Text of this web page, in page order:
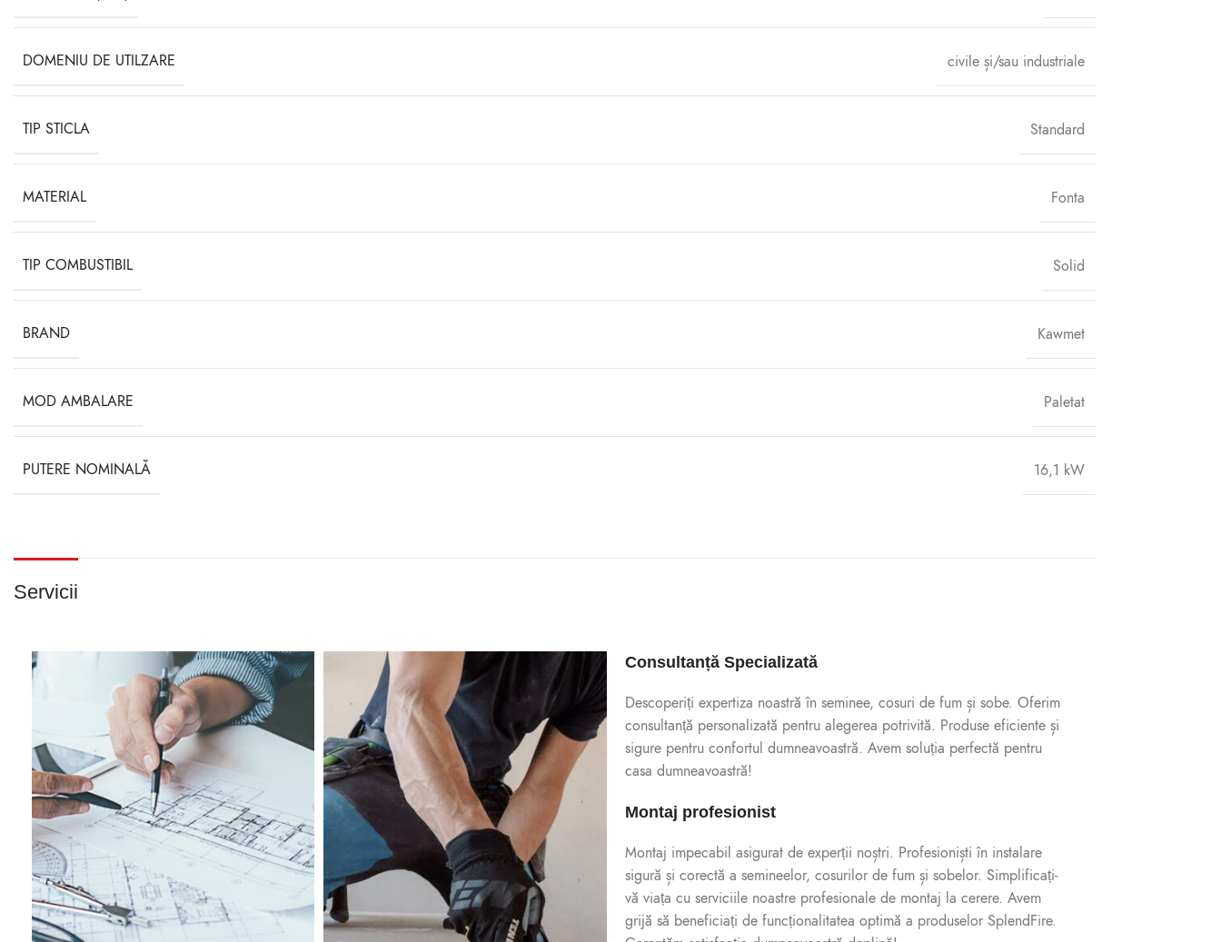
DOMENIU DE UTILZARE civile și/sau industriale
TIP STICLA Standard
MATERIAL Fonta
TIP COMBUSTIBIL Solid
BRAND Kawmet
MOD AMBALARE Paletat
PUTERE NOMINALĂ 16,1 kW
Servicii
Consultanță Specializată
Descoperiți expertiza noastră în seminee, cosuri de fum și sobe. Oferim
consultanță personalizată pentru alegerea potrivită. Produse eficiente și
sigure pentru confortul dumneavoastră. Avem soluția perfectă pentru
casa dumneavoastră!
Montaj profesionist
Montaj impecabil asigurat de experții noștri. Profesioniști în instalare
sigură și corectă a semineelor, cosurilor de fum și sobelor. Simplificați-
vă viața cu serviciile noastre profesionale de montaj la cerere. Avem
grijă să beneficiați de funcționalitatea optimă a produselor SplendFire.